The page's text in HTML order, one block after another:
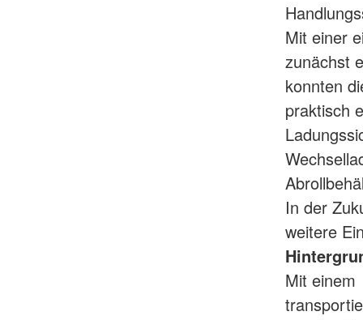
Mit einer
zunächst
konnten
praktisch
In der
weitere
Mit einem